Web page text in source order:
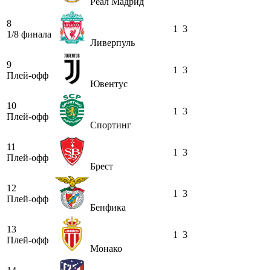
8
1/8 финала
Ливерпуль
1 3
9
Плей-офф
Ювентус
1 3
10
Плей-офф
Спортинг
1 3
11
Плей-офф
Брест
1 3
12
Плей-офф
Бенфика
1 3
13
Плей-офф
Монако
1 3